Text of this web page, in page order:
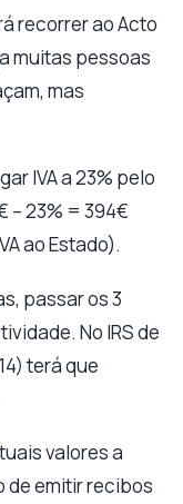
recorrer ao Acto
muitas pessoas
mas
IVA a 23% pelo
– 23% = 394€
ao Estado).
passar os 3
No IRS de
terá que
valores a
de emitir recibos